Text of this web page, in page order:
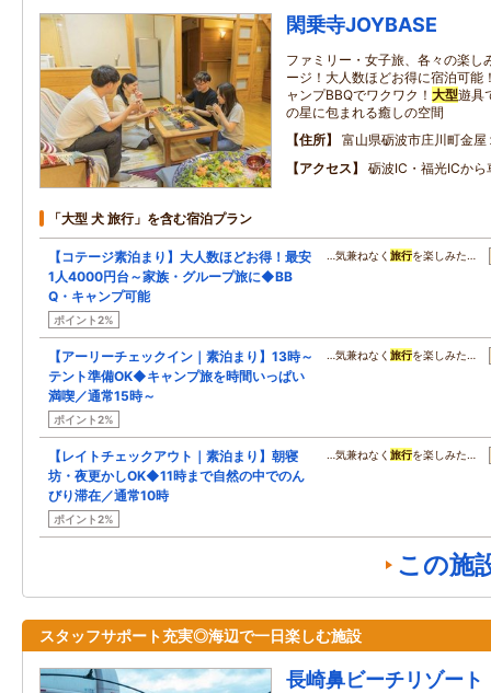
閑乗寺JOYBASE
ファミリー・女子旅、各々の楽し
ージ！大人数ほどお得に宿泊可能
ャンプBBQでワクワク！ 大型遊具
の星に包まれる癒しの空間
住所
富山県砺波市庄川町金屋
アクセス
砺波IC・福光ICか
「大型 犬 旅行」を含む宿泊プラン
【コテージ素泊まり】大人数ほどお得！最安
1人4000円台～家族・グループ旅に◆BB
Q・キャンプ可能
ポイント2%
…気兼ねなく 旅行を楽しみた…
【アーリーチェックイン｜素泊まり】13時～
テント準備OK◆キャンプ旅を時間いっぱい
満喫／通常15時～
ポイント2%
…気兼ねなく 旅行を楽しみた…
【レイトチェックアウト｜素泊まり】朝寝
坊・夜更かしOK◆11時まで自然の中でのん
びり滞在／通常10時
ポイント2%
…気兼ねなく 旅行を楽しみた…
この施
スタッフサポート充実◎海辺で一日楽しむ施設
長崎鼻ビーチリゾート